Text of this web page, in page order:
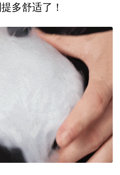
多舒适了！